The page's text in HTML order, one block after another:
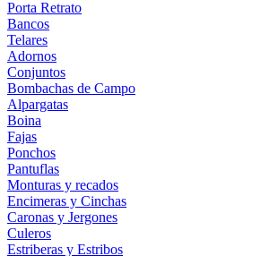
Porta Retrato
Bancos
Telares
Adornos
Conjuntos
Bombachas de Campo
Alpargatas
Boina
Fajas
Ponchos
Pantuflas
Monturas y recados
Encimeras y Cinchas
Caronas y Jergones
Culeros
Estriberas y Estribos